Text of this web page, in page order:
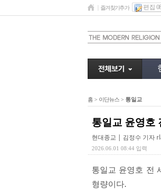
즐겨찾기추가 편집
홈 > 이단뉴스 > 통일교
통일교 윤영호
현대종교 | 김정수 기자
2026.06.01 08:44 입력
통일교 윤영호 전
형량이다.